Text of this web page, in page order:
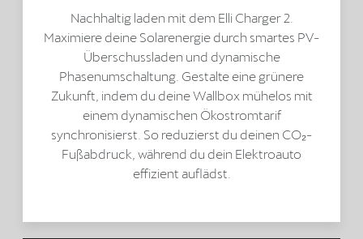
Nachhaltig laden mit dem Elli Charger 2.
Maximiere deine Solarenergie durch smartes PV-
Überschussladen und dynamische
Phasenumschaltung. Gestalte eine grünere
Zukunft, indem du deine Wallbox mühelos mit
einem dynamischen Ökostromtarif
synchronisierst. So reduzierst du deinen CO₂-
Fußabdruck, während du dein Elektroauto
effizient auflädst.